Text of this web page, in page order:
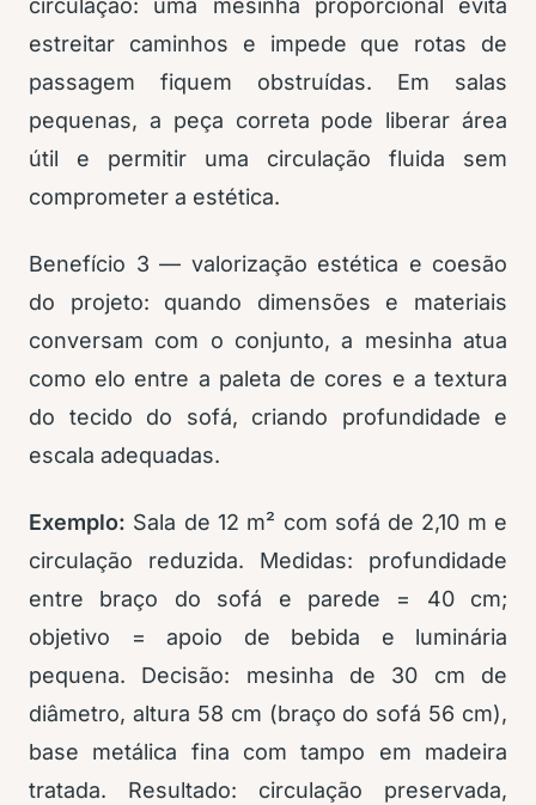
circulação: uma mesinha proporcional evita
estreitar caminhos e impede que rotas de
passagem fiquem obstruídas. Em salas
pequenas, a peça correta pode liberar área
útil e permitir uma circulação fluida sem
comprometer a estética.
Benefício 3 — valorização estética e coesão
do projeto: quando dimensões e materiais
conversam com o conjunto, a mesinha atua
como elo entre a paleta de cores e a textura
do tecido do sofá, criando profundidade e
escala adequadas.
Exemplo: Sala de 12 m² com sofá de 2,10 m e
circulação reduzida. Medidas: profundidade
entre braço do sofá e parede = 40 cm;
objetivo = apoio de bebida e luminária
pequena. Decisão: mesinha de 30 cm de
diâmetro, altura 58 cm (braço do sofá 56 cm),
base metálica fina com tampo em madeira
tratada. Resultado: circulação preservada,